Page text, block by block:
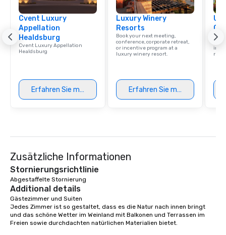
Cvent Luxury
Appellation
Healdsburg
Cvent Luxury Appellation
Healdsburg
Erfahren Sie mehr
Luxury Winery
Resorts
Book your next meeting,
conference, corporate retreat,
or incentive program at a
luxury winery resort.
Erfahren Sie mehr
Find
Zusätzliche Informationen
Stornierungsrichtlinie
Abgestaffelte Stornierung
Additional details
Gästezimmer und Suiten
Jedes Zimmer ist so gestaltet, dass es die Natur nach innen bringt
und das schöne Wetter im Weinland mit Balkonen und Terrassen im
Freien sowie durchdachten natürlichen Materialien bietet.